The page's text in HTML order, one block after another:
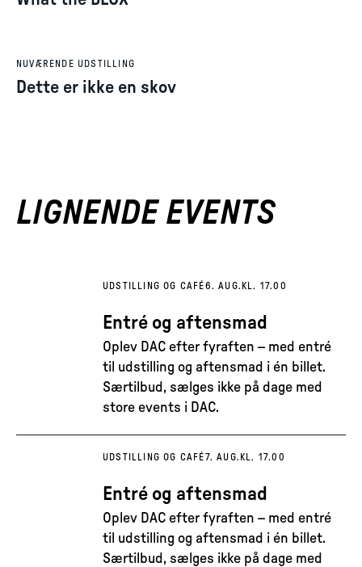
NUVÆRENDE UDSTILLING
Dette er ikke en skov
LIGNENDE EVENTS
UDSTILLING OG CAFÉ6. AUG. KL. 17.00
Entré og aftensmad
Oplev DAC efter fyraften – med entré
til udstilling og aftensmad i én billet.
Særtilbud, sælges ikke på dage med
store events i DAC.
UDSTILLING OG CAFÉ7. AUG. KL. 17.00
Entré og aftensmad
Oplev DAC efter fyraften – med entré
til udstilling og aftensmad i én billet.
Særtilbud, sælges ikke på dage med